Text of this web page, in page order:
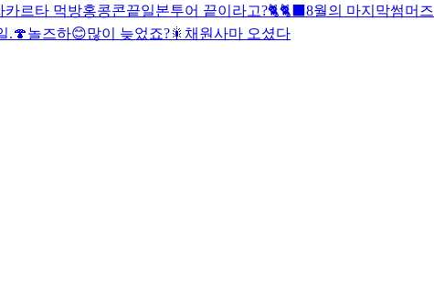
카르타 먹방홍콩콘끝일본투어 끝이라고?🐈🐈‍⬛ 8월의 마지막썸머즈
.🍄놀즈하😊많이 늦었죠?🎇 채원사마 오셨다